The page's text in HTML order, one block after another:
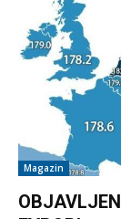
Magazin